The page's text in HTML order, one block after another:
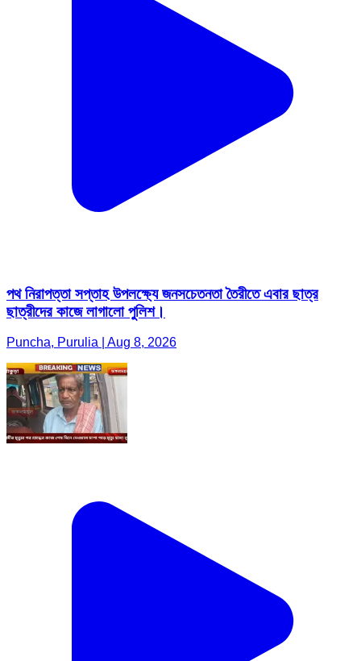
পথ নিরাপত্তা সপ্তাহ উপলক্ষ্যে জনসচেতনতা তৈরীতে এবার ছাত্র
ছাত্রীদের কাজে লাগালো পুলিশ।
Puncha, Purulia | Aug 8, 2026